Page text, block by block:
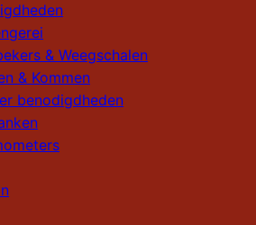
& Weegschalen
& Kommen
benodigdheden